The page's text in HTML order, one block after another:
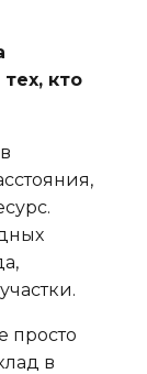
кто
просто
в